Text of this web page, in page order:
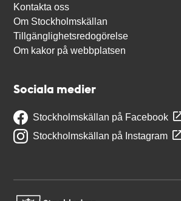
Kontakta oss
Om Stockholmskällan
Tillgänglighetsredogörelse
Om kakor på webbplatsen
Sociala medier
Stockholmskällan på Facebook
Stockholmskällan på Instagram